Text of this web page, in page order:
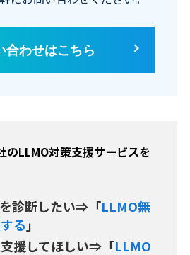
合わせはこちら
のLLMO対策支援サービスを
診断したい⇒「LLMO無
る 」
援してほしい⇒「LLMO